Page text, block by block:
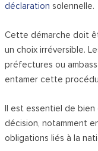
déclaration solennelle.
Cette démarche doit
un choix irréversible.
préfectures ou
entamer cette
Il est essentiel de
décision, notamment
obligations liés à la